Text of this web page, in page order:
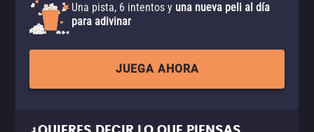
Una pista, 6 intentos y una nueva peli al día
para adivinar
JUEGA AHORA